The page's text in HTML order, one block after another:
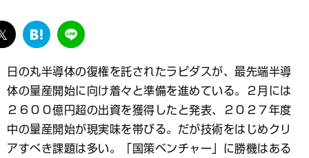
twitter
は
な
ブ
ッ
ク
マ
ー
ク
LINE
日の丸半導体の復権を託されたラピダスが、最先端半導
体の量産開始に向け着々と準備を進めている。２月には
２６００億円超の出資を獲得したと発表、２０２７年度
中の量産開始が現実味を帯びる。だが技術をはじめクリ
アすべき課題は多い。「国策ベンチャー」に勝機はある